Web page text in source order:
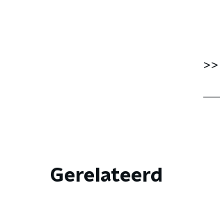
>>
Gerelateerd